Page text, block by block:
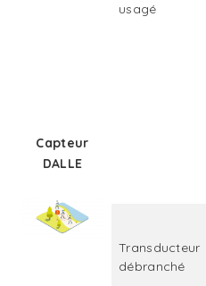
Capteur
DALLE
usagé
Transducteur
débranché